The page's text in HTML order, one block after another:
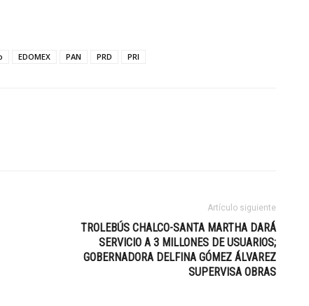
EDOMEX PAN PRD PRI
Artículo siguiente
TROLEBÚS CHALCO-SANTA MARTHA DARÁ
SERVICIO A 3 MILLONES DE USUARIOS;
GOBERNADORA DELFINA GÓMEZ ÁLVAREZ
SUPERVISA OBRAS